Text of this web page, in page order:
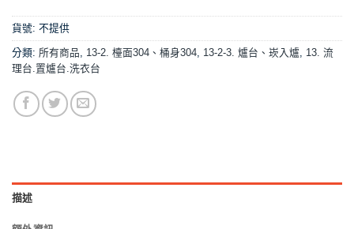
貨號: 不提供
分類: 所有商品, 13-2. 檯面304、桶身304, 13-2-3. 爐台、崁入爐, 13. 流
理台.置爐台.洗衣台
描述